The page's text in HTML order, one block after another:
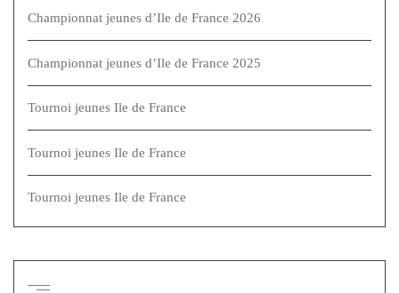
Championnat jeunes d’Ile de France 2026
Championnat jeunes d’Ile de France 2025
Tournoi jeunes Ile de France
Tournoi jeunes Ile de France
Tournoi jeunes Ile de France